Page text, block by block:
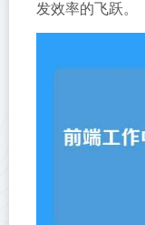
发效率的飞跃。